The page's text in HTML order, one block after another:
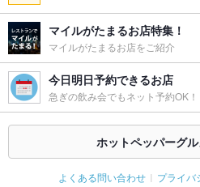
マイルがたまるお店特集！
マイルがたまるお店をご紹介
今日明日予約できるお店
急ぎの飲み会でもネット予約OK！
ホットペッパーグ
よくある問い合わせ プライバ